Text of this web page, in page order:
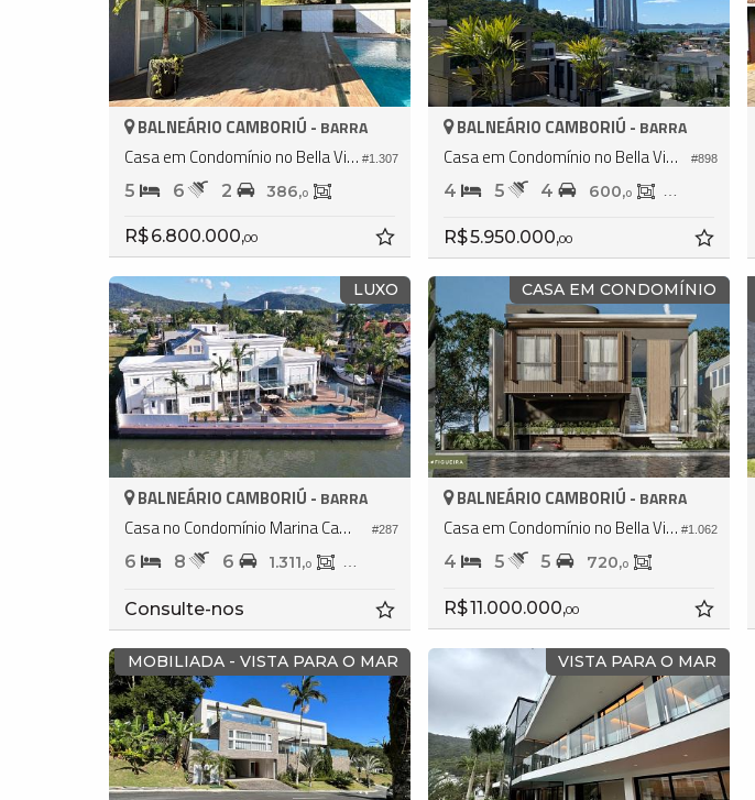
#1.307
BALNEÁRIO CAMBORIÚ - BARRA
Casa em Condomínio no Bella Vista Residence Club
5 6 2 386,0
R$ 6.800.000,00
#898
BALNEÁRIO CAMBORIÚ - BARRA
Casa em Condomínio no Bella Vista Residence Club
4 5 4 600,0 432,
R$ 5.950.000,00
LUXO
#287
BALNEÁRIO CAMBORIÚ - BARRA
Casa no Condomínio Marina Camboriú
6 8 6 1.311,0 780,
Consulte-nos
CASA EM CONDOMÍNIO
#1.062
BALNEÁRIO CAMBORIÚ - BARRA
Casa em Condomínio no Bella Vista Residence Club
4 5 5 720,0
R$ 11.000.000,00
MOBILIADA - VISTA PARA O MAR VISTA PARA O MAR